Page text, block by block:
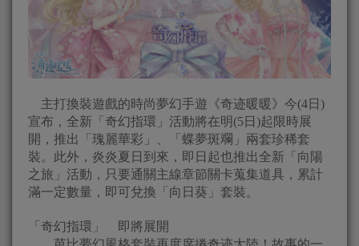
主打換裝遊戲的時尚夢幻手遊《奇迹暖暖》今(4日)
宣布，全新「奇幻指環」活動將在明(5日)起限時展
開，推出「瑰麗華彩」、「蝶夢斑斕」兩套珍稀套
裝。此外，炎炎夏日到來，即日起也推出全新「向陽
之旅」活動，只要通關主線章節關卡蒐集道具，累計
滿一定數量，即可兌換「向日葵」套裝。
「奇幻指環」 即將展開